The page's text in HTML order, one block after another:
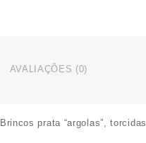
AVALIAÇÕES (0)
Brincos prata “argolas”, torcidas